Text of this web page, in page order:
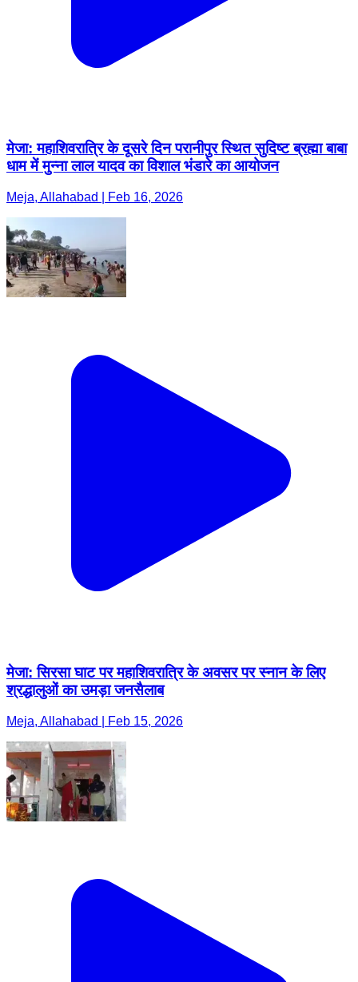
मेजा: महाशिवरात्रि के दूसरे दिन परानीपुर स्थित सुदिष्ट ब्रह्मा बाबा
धाम में मुन्ना लाल यादव का विशाल भंडारे का आयोजन
Meja, Allahabad | Feb 16, 2026
मेजा: सिरसा घाट पर महाशिवरात्रि के अवसर पर स्नान के लिए
श्रद्धालुओं का उमड़ा जनसैलाब
Meja, Allahabad | Feb 15, 2026